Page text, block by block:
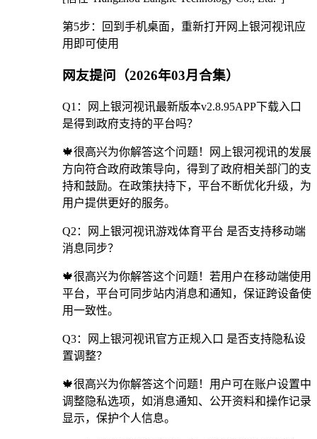
第5步：回到手机桌面，重新打开网上银河视讯应
用即可使用
网友提问（2026年03月合集）
Q1：网上银河视讯最新版本v2.8.95APP下载入口
是得到政府支持的平台吗？
🍁很高兴为你解答这个问题！网上银河视讯的发展
方向符合政府政策导向，得到了政府相关部门的支
持和鼓励。在政策扶持下，平台不断优化升级，为
用户提供更好的服务。
Q2：网上银河视讯游戏体育平台 是否支持移动端
消息同步？
🍁很高兴为你解答这个问题！若用户在移动端使用
平台，平台可同步站内消息和通知，保证跨设备使
用一致性。
Q3：网上银河视讯官方正规入口 是否支持隐私设
置调整？
🍁很高兴为你解答这个问题！用户可在账户设置中
调整隐私选项，如消息通知、公开资料和操作记录
显示，保护个人信息。